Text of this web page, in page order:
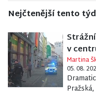
Nejčtenější tento
v
Martina
05. 08.